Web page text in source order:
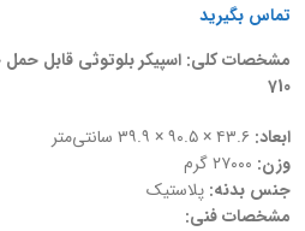
تماس بگیرید
710
ابعاد:
وزن:
جنس بدنه: پلاستیک
مشخصات فنی: